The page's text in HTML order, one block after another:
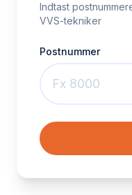
Indtast
VVS-tekniker
Postnummer